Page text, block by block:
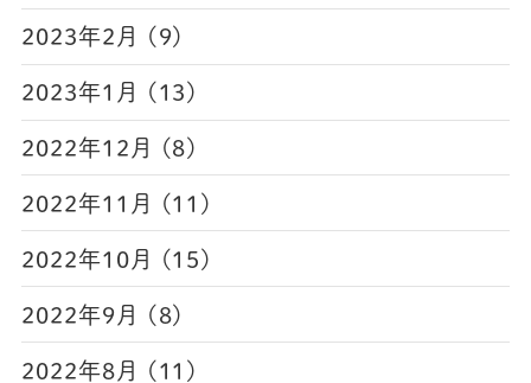
2023年2月 (9)
2023年1月 (13)
2022年12月 (8)
2022年11月 (11)
2022年10月 (15)
2022年9月 (8)
2022年8月 (11)